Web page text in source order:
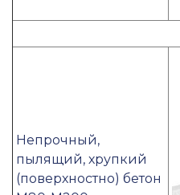
Непрочный,
пылящий, хрупкий
(поверхностно) бетон